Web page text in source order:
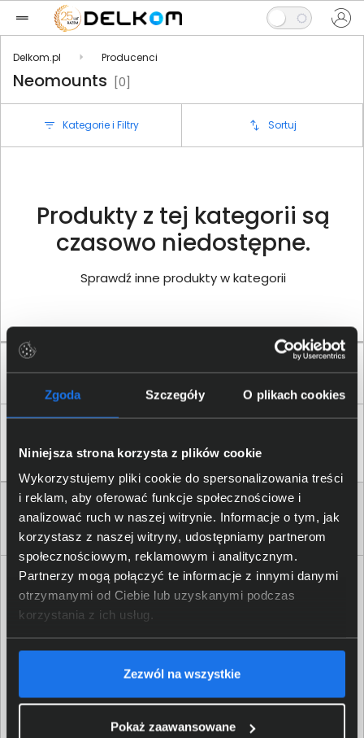
Zgoda Szczegóły O plikach cookies
Niniejsza strona korzysta z plików cookie
Wykorzystujemy pliki cookie do spersonalizowania treści
i reklam, aby oferować funkcje społecznościowe i
analizować ruch w naszej witrynie. Informacje o tym, jak
korzystasz z naszej witryny, udostępniamy partnerom
społecznościowym, reklamowym i analitycznym.
Partnerzy mogą połączyć te informacje z innymi danymi
otrzymanymi od Ciebie lub uzyskanymi podczas
korzystania z ich usług.
Zezwól na wszystkie
Pokaż zaawansowane
Delkom.pl Producenci
Neomounts [0]
Kategorie i Filtry Sortuj
Produkty z tej kategorii są
czasowo niedostępne.
Sprawdź inne produkty w kategorii
Zaufali nam
Newsletter
Nie przegap żadnej promocji!
Podaj adres e-mail
regulaminsklepu oraz zapoznałem/am się
zpolityką prywatności.*
* zgoda wymagana